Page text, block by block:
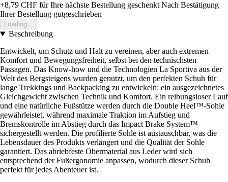
+8,79 CHF für Ihre nächste Bestellung geschenkt Nach Bestätigung
Ihrer Bestellung gutgeschrieben
Loading...
Beschreibung
Entwickelt, um Schutz und Halt zu vereinen, aber auch extremen
Komfort und Bewegungsfreiheit, selbst bei den technischsten
Passagen. Das Know-how und die Technologien La Sportiva aus der
Welt des Bergsteigens wurden genutzt, um den perfekten Schuh für
lange Trekkings und Backpacking zu entwickeln: ein ausgezeichnetes
Gleichgewicht zwischen Technik und Komfort. Ein reibungsloser Lauf
und eine natürliche Fußstütze werden durch die Double Heel™-Sohle
gewährleistet, während maximale Traktion im Aufstieg und
Bremskontrolle im Abstieg durch das Impact Brake System™
sichergestellt werden. Die profilierte Sohle ist austauschbar, was die
Lebensdauer des Produkts verlängert und die Qualität der Sohle
garantiert. Das abriebfeste Obermaterial aus Leder wird sich
entsprechend der Fußergonomie anpassen, wodurch dieser Schuh
perfekt für jedes Abenteuer ist.